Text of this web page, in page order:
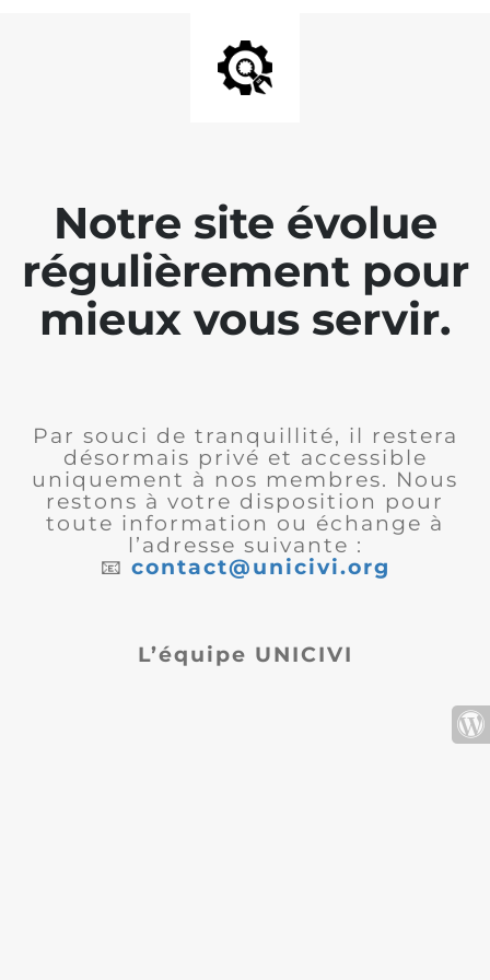
Notre site évolue
régulièrement pour
mieux vous servir.
Par souci de tranquillité, il restera
désormais privé et accessible
uniquement à nos membres. Nous
restons à votre disposition pour
toute information ou échange à
l’adresse suivante :
📧 contact@unicivi.org
L’équipe UNICIVI